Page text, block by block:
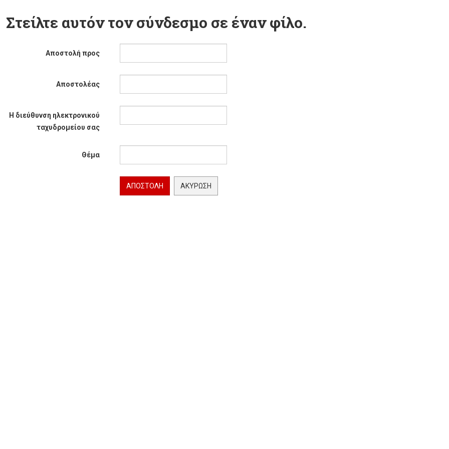
Στείλτε αυτόν τον σύνδεσμο σε έναν φίλο.
Αποστολή προς
Αποστολέας
Η διεύθυνση ηλεκτρονικού
ταχυδρομείου σας
Θέμα
ΑΠΟΣΤΟΛΉ ΑΚΎΡΩΣΗ